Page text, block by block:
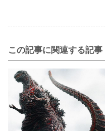
この記事に関連する記事